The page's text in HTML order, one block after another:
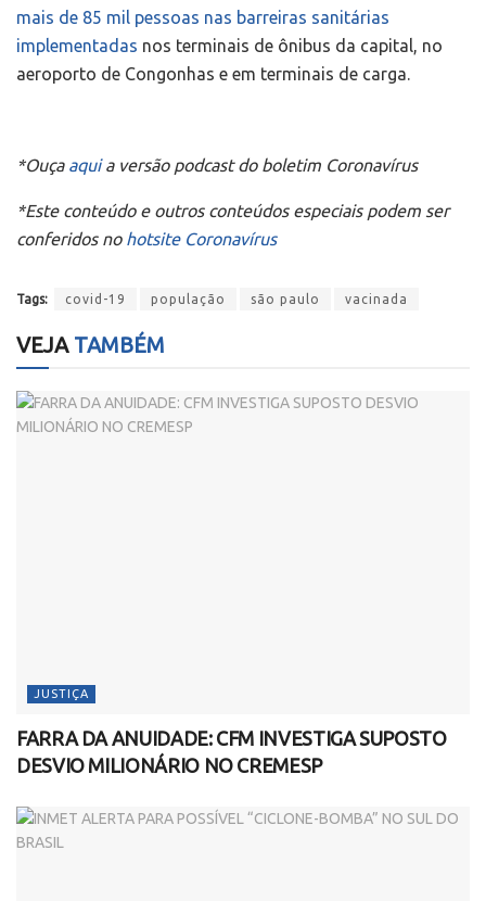
mais de 85 mil pessoas nas barreiras sanitárias
implementadas nos terminais de ônibus da capital, no
aeroporto de Congonhas e em terminais de carga.
*Ouça aquia versão podcast do boletim Coronavírus
*Este conteúdo e outros conteúdos especiais podem ser
conferidos no hotsite Coronavírus
Tags: covid-19 população são paulo vacinada
VEJATAMBÉM
JUSTIÇA
FARRA DA ANUIDADE: CFM INVESTIGA SUPOSTO
DESVIO MILIONÁRIO NO CREMESP